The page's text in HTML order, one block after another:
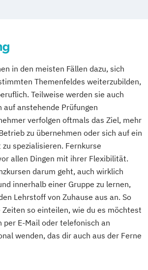
+ Homöopathie
in mit zusätzlicher
"Tierernährungsberater"
in den meisten Fällen dazu, sich
Themenfeldes weiterzubilden,
Teilweise werden sie auch
auf anstehende Prüfungen
verfolgen oftmals das Ziel, mehr
zu übernehmen oder sich auf ein
spezialisieren. Fernkurse
allen Dingen mit ihrer Flexibilität.
darum geht, auch wirklich
innerhalb einer Gruppe zu lernen,
Lehrstoff von Zuhause aus an. So
so einteilen, wie du es möchtest
per E-Mail oder telefonisch an
wenden, das dir auch aus der Ferne